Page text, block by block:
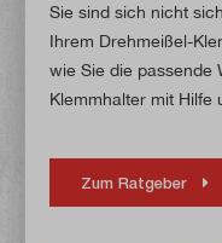
Sie sind sich nicht
Ihrem Drehmeißel-
wie Sie die passende
Klemmhalter mit Hilfe
Zum Ratgeber